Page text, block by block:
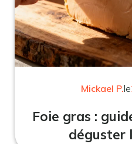
Mickael P.le
Foie gras :
déguster